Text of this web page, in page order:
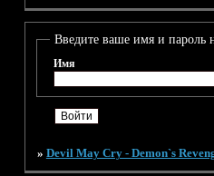
Введите ваше имя и пароль
Имя
» Devil May Cry - Demon`s